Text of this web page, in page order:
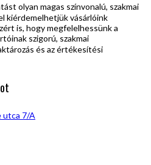
olyan magas színvonalú, szakmai
kiérdemelhetjük vásárlóink
is, hogy megfelelhessünk a
szigorú, szakmai
és az értékesítési
utca 7/A